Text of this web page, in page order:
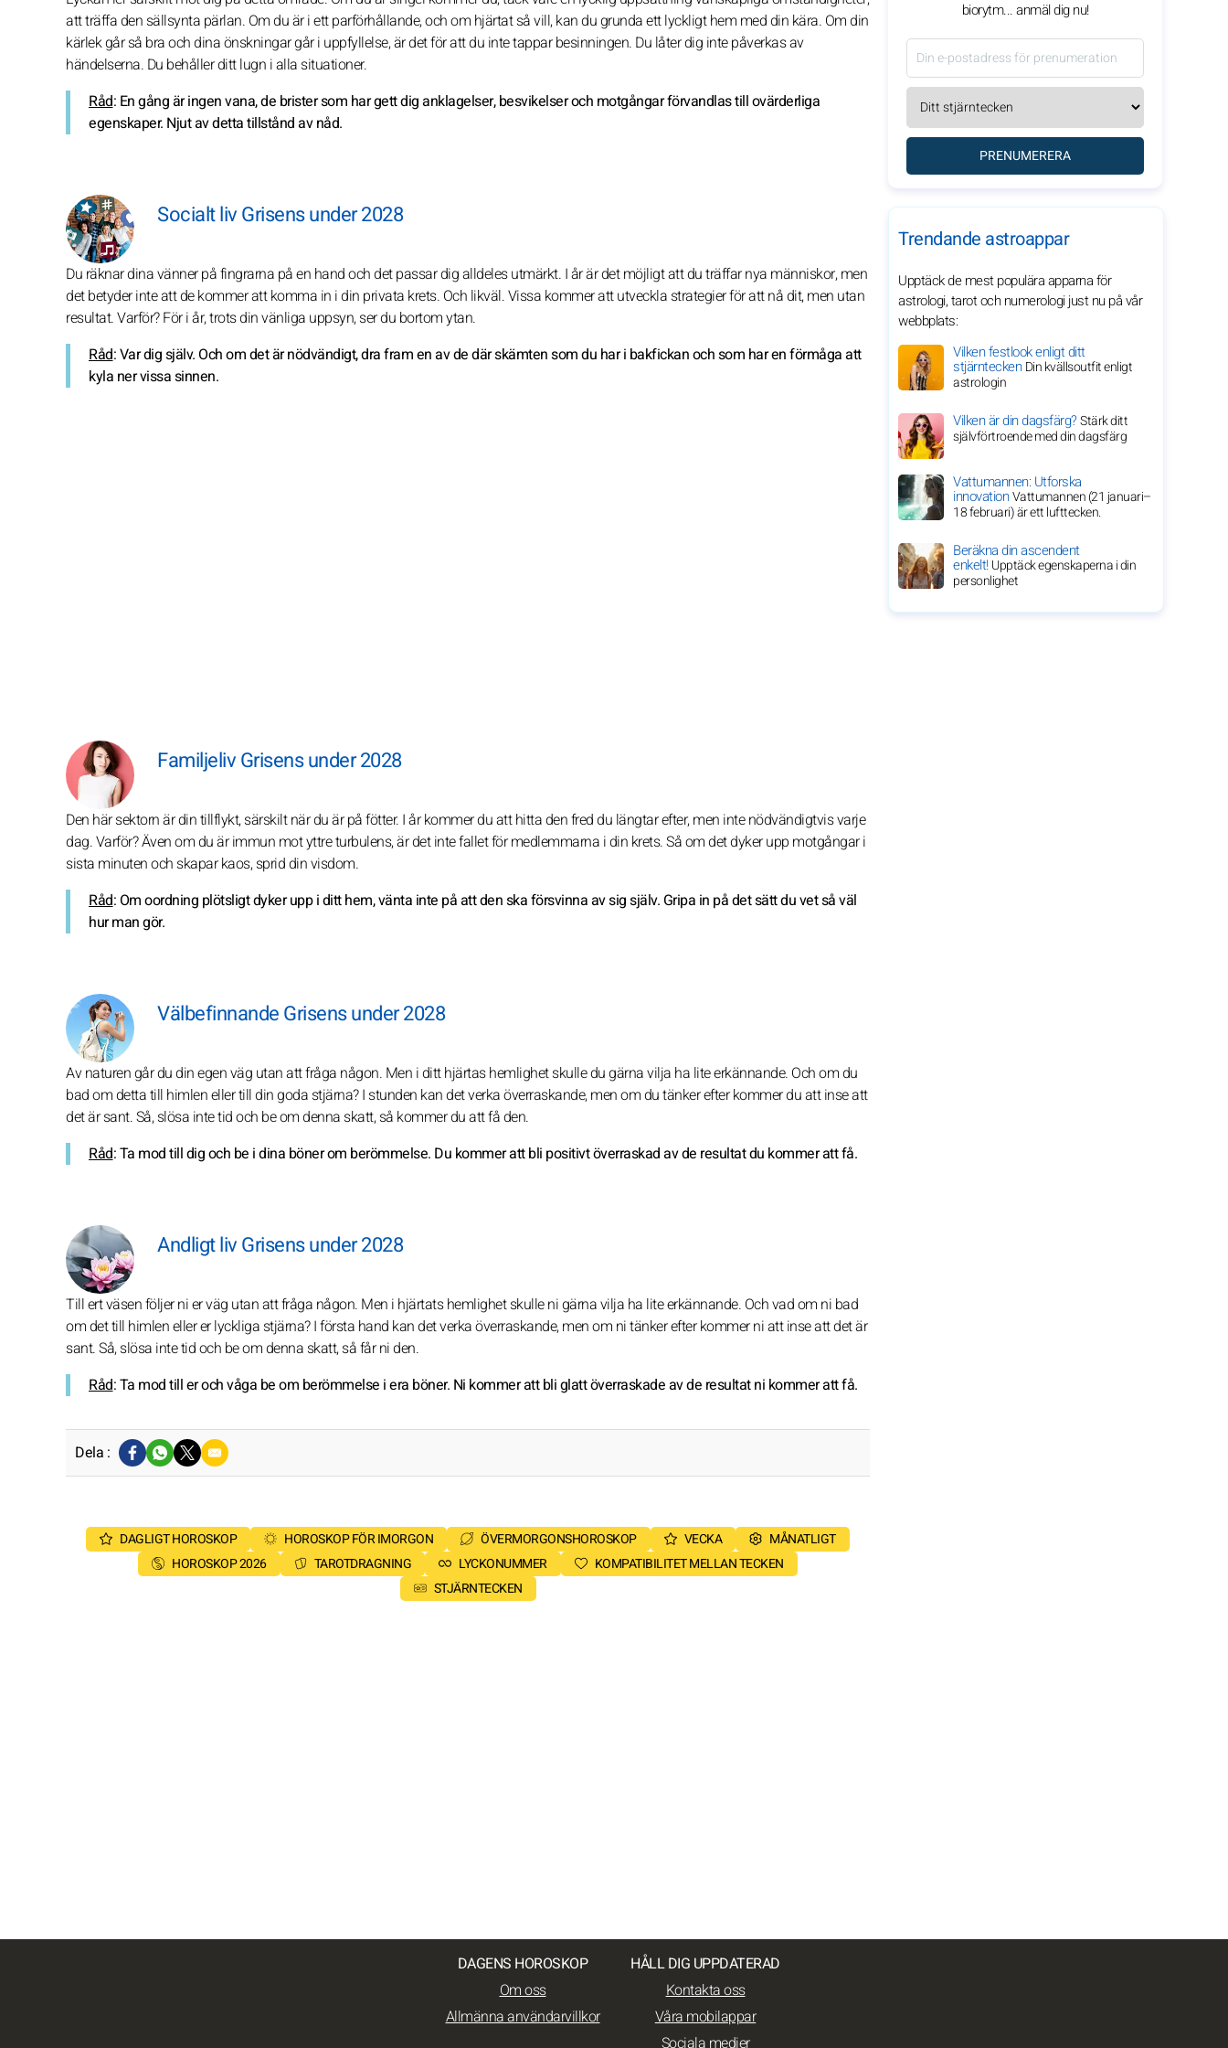
att träffa den sällsynta pärlan. Om du är i ett parförhållande, och om hjärtat så vill, kan du grunda ett lyckligt hem med din kära. Om din
kärlek går så bra och dina önskningar går i uppfyllelse, är det för att du inte tappar besinningen. Du låter dig inte påverkas av
händelserna. Du behåller ditt lugn i alla situationer.
Råd: En gång är ingen vana, de brister som har gett dig anklagelser, besvikelser och motgångar förvandlas till ovärderliga
egenskaper. Njut av detta tillstånd av nåd.
Socialt liv Grisens under 2028
Du räknar dina vänner på fingrarna på en hand och det passar dig alldeles utmärkt. I år är det möjligt att du träffar nya människor, men
det betyder inte att de kommer att komma in i din privata krets. Och likväl. Vissa kommer att utveckla strategier för att nå dit, men utan
resultat. Varför? För i år, trots din vänliga uppsyn, ser du bortom ytan.
Råd: Var dig själv. Och om det är nödvändigt, dra fram en av de där skämten som du har i bakfickan och som har en förmåga att
kyla ner vissa sinnen.
Familjeliv Grisens under 2028
Den här sektorn är din tillflykt, särskilt när du är på fötter. I år kommer du att hitta den fred du längtar efter, men inte nödvändigtvis varje
dag. Varför? Även om du är immun mot yttre turbulens, är det inte fallet för medlemmarna i din krets. Så om det dyker upp motgångar i
sista minuten och skapar kaos, sprid din visdom.
Råd: Om oordning plötsligt dyker upp i ditt hem, vänta inte på att den ska försvinna av sig själv. Gripa in på det sätt du vet så väl
hur man gör.
Välbefinnande Grisens under 2028
Av naturen går du din egen väg utan att fråga någon. Men i ditt hjärtas hemlighet skulle du gärna vilja ha lite erkännande. Och om du
bad om detta till himlen eller till din goda stjärna? I stunden kan det verka överraskande, men om du tänker efter kommer du att inse att
det är sant. Så, slösa inte tid och be om denna skatt, så kommer du att få den.
Råd: Ta mod till dig och be i dina böner om berömmelse. Du kommer att bli positivt överraskad av de resultat du kommer att få.
Andligt liv Grisens under 2028
Till ert väsen följer ni er väg utan att fråga någon. Men i hjärtats hemlighet skulle ni gärna vilja ha lite erkännande. Och vad om ni bad
om det till himlen eller er lyckliga stjärna? I första hand kan det verka överraskande, men om ni tänker efter kommer ni att inse att det är
sant. Så, slösa inte tid och be om denna skatt, så får ni den.
Råd: Ta mod till er och våga be om berömmelse i era böner. Ni kommer att bli glatt överraskade av de resultat ni kommer att få.
Dela :
DAGLIGT HOROSKOP HOROSKOP FÖR IMORGON ÖVERMORGONSHOROSKOP VECKA
MÅNATLIGT
HOROSKOP 2026
TAROTDRAGNING LYCKONUMMER
KOMPATIBILITET MELLAN TECKEN
STJÄRNTECKEN
biorytm... anmäl dig nu!
PRENUMERERA
Trendande astroappar
Upptäck de mest populära apparna för
astrologi, tarot och numerologi just nu på vår
webbplats:
Vilken festlook enligt ditt
stjärnteckenDin kvällsoutfit enligt
astrologin
Vilken är din dagsfärg?Stärk ditt
självförtroende med din dagsfärg
Vattumannen: Utforska
innovationVattumannen (21 januari–
18 februari) är ett lufttecken.
Beräkna din ascendent
enkelt!Upptäck egenskaperna i din
personlighet
DAGENS HOROSKOP
Om oss
Allmänna användarvillkor
HÅLL DIG UPPDATERAD
Kontakta oss
Våra mobilappar
Sociala medier